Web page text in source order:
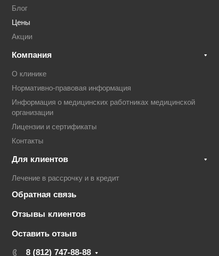
Блог
Цены
Акции
Компания
О клинике
Нормативно-правовая информация
Информация о медицинских работниках медицинской
организации
Лицензии и сертификаты
Контакты
Для клиентов
Лечение в рассрочку и в кредит
Обратная связь
Отзывы клиентов
Оставить отзыв
8 (812) 747-88-88